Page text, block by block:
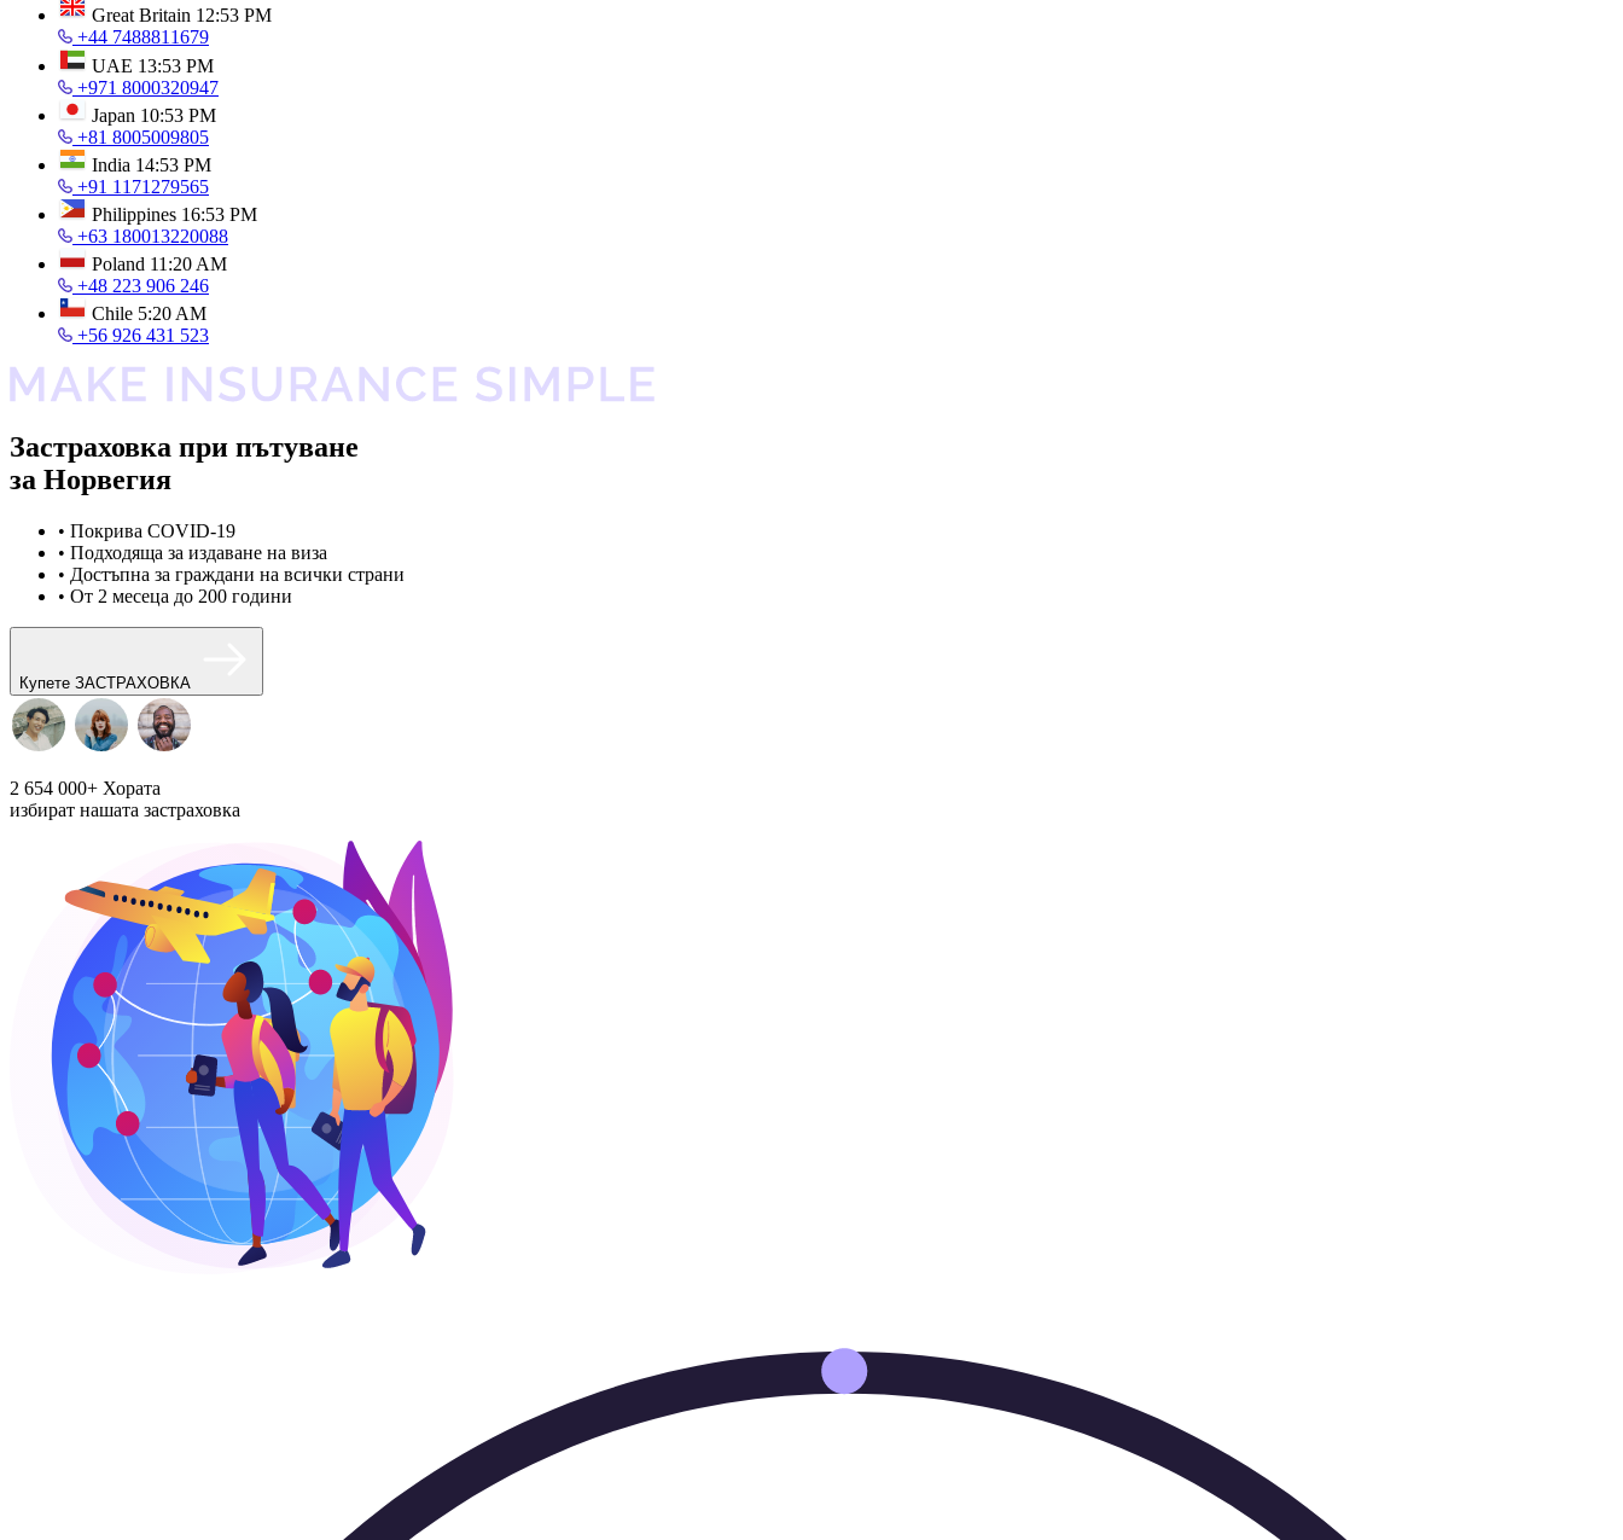
Great Britain 12:53 PM
+44 7488811679
UAE 13:53 PM
+971 8000320947
Japan 10:53 PM
+81 8005009805
India 14:53 PM
+91 1171279565
Philippines 16:53 PM
+63 180013220088
Poland 11:20 AM
+48 223 906 246
Chile 5:20 AM
+56 926 431 523
Застраховка при пътуване
за Норвегия
• Покрива COVID-19
• Подходяща за издаване на виза
• Достъпна за граждани на всички страни
• От 2 месеца до 200 години
Купете ЗАСТРАХОВКА
2 654 000+ Хората
избират нашата застраховка